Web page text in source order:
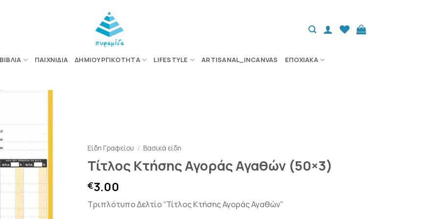
ΒΙΒΛΊΑ ΠΑΙΧΝΊΔΙΑ ΔΗΜΙΟΥΡΓΙΚΌΤΗΤΑ LIFESTYLE ARTISANAL_INCANVAS ΕΠΟΧΙΑΚΆ
Είδη Γραφείου / Βασικά είδη
Τίτλος Κτήσης Αγοράς Αγαθών (50×3)
€3.00
Τριπλότυπο Δελτίο “Τίτλος Κτήσης Αγοράς Αγαθών”